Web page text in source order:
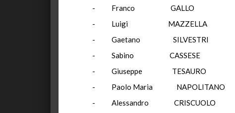
- Franco GALLO
- Luigi MAZZELLA
- Gaetano
- Sabino
- Giuseppe
- Paolo Maria
- Alessandro